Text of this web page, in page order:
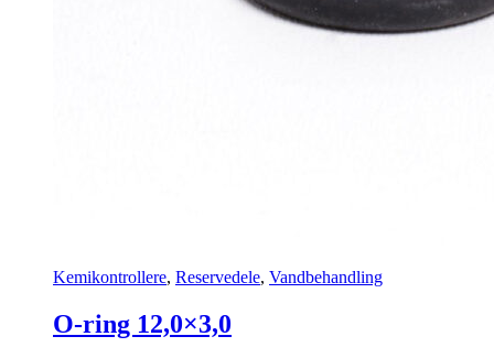
Kemikontrollere, Reservedele, Vandbehandling
O-ring 12,0×3,0